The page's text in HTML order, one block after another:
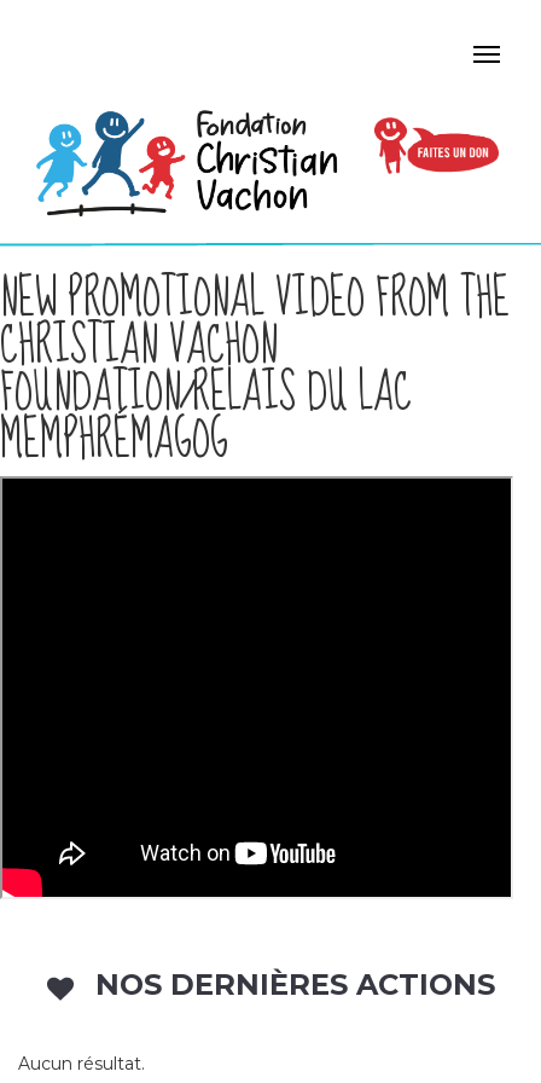
NEW PROMOTIONAL VIDEO FROM THE
CHRISTIAN VACHON
FOUNDATION/RELAIS DU LAC
MEMPHRÉMAGOG
NOS DERNIÈRES ACTIONS
Aucun résultat.